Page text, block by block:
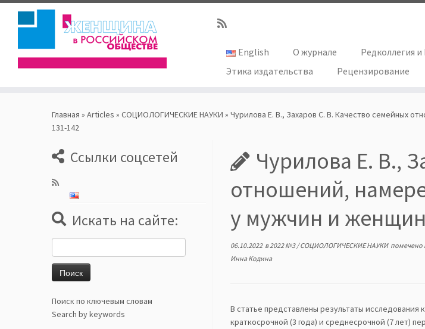
English О журнале Редколлегия
Этика издательства
Рецензирование
Главная » Articles » СОЦИОЛОГИЧЕСКИЕ НАУКИ » Чурилова Е. В., Захаров С. В. Качество семейных
131-142
Ссылки соцсетей
Искать на сайте:
Поиск по ключевым словам
Search by keywords
Чурилова Е. В.,
отношений,
у мужчин и женщин
06.10.2022в2022 №3/СОЦИОЛОГИЧЕСКИЕ НАУКИ помечено
Инна Кодина
В статье представлены результаты
краткосрочной (3 года) и среднесрочной (7 лет)